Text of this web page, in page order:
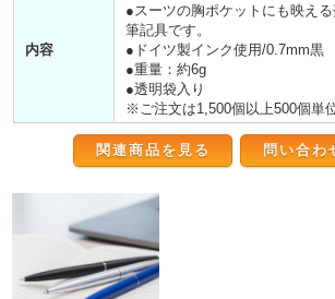
内容
●スーツの胸ポケットにも映え
筆記具です。
●ドイツ製インク使用/0.7mm黒
●重量：約6g
●透明袋入り
※ご注文は1,500個以上500個単
関連商品を見る